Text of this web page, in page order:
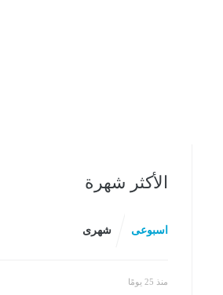
الأكثر شهرة
اسبوعى شهرى
منذ 25 يومًا